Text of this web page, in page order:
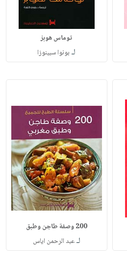
توماس هوبز
لـ بونوا سبينوزا
200 وصفة طاجن وطبق
لـعبد الرحمن اياس